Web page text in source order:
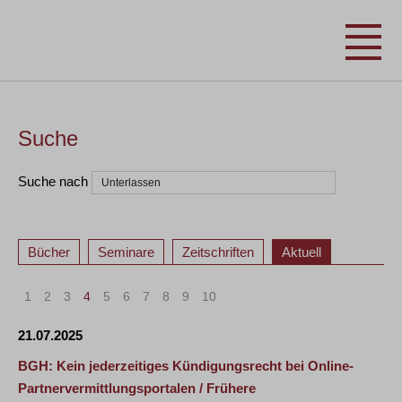
Suche
Suche nach
Bücher Seminare Zeitschriften Aktuell
1 2 3 4 5 6 7 8 9 10
21.07.2025
BGH: Kein jederzeitiges Kündigungsrecht bei Online-
Partnervermittlungsportalen / Frühere